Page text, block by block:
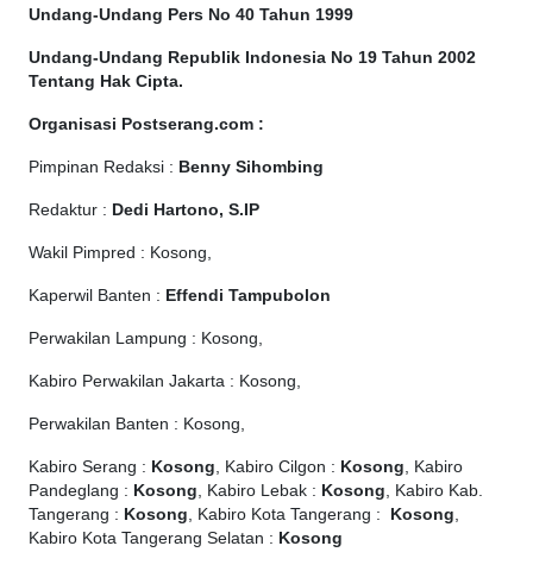
Undang-Undang Pers No 40 Tahun 1999
Undang-Undang Republik Indonesia No 19 Tahun 2002
Tentang Hak Cipta.
Organisasi Postserang.com :
Pimpinan Redaksi : Benny Sihombing
Redaktur : Dedi Hartono, S.IP
Wakil Pimpred : Kosong,
Kaperwil Banten : Effendi Tampubolon
Perwakilan Lampung : Kosong,
Kabiro Perwakilan Jakarta : Kosong,
Perwakilan Banten : Kosong,
Kabiro Serang : Kosong, Kabiro Cilgon : Kosong, Kabiro
Pandeglang : Kosong, Kabiro Lebak : Kosong, Kabiro Kab.
Tangerang : Kosong, Kabiro Kota Tangerang : Kosong,
Kabiro Kota Tangerang Selatan : Kosong